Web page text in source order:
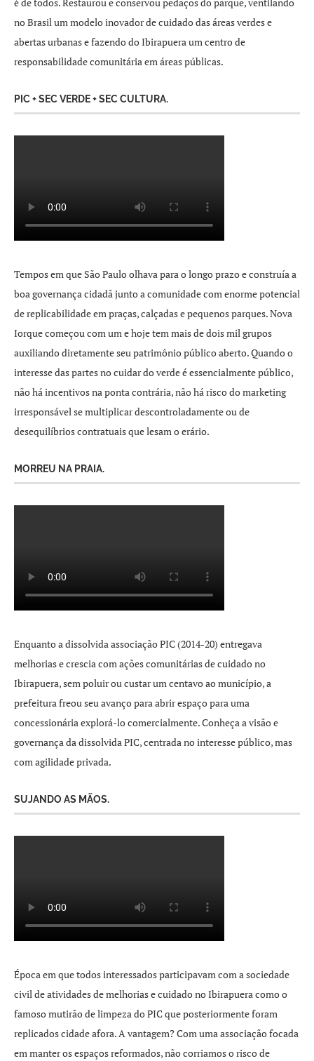
no Brasil um modelo inovador de cuidado das áreas verdes e
abertas urbanas e fazendo do Ibirapuera um centro de
responsabilidade comunitária em áreas públicas.
PIC + SEC VERDE + SEC CULTURA.
Tempos em que São Paulo olhava para o longo prazo e construía a
boa governança cidadã junto a comunidade com enorme potencial
de replicabilidade em praças, calçadas e pequenos parques. Nova
Iorque começou com um e hoje tem mais de dois mil grupos
auxiliando diretamente seu patrimônio público aberto. Quando o
interesse das partes no cuidar do verde é essencialmente público,
não há incentivos na ponta contrária, não há risco do marketing
irresponsável se multiplicar descontroladamente ou de
desequilíbrios contratuais que lesam o erário.
MORREU NA PRAIA.
Enquanto a dissolvida associação PIC (2014-20) entregava
melhorias e crescia com ações comunitárias de cuidado no
Ibirapuera, sem poluir ou custar um centavo ao município, a
prefeitura freou seu avanço para abrir espaço para uma
concessionária explorá-lo comercialmente. Conheça a visão e
governança da dissolvida PIC, centrada no interesse público, mas
com agilidade privada.
SUJANDO AS MÃOS.
Época em que todos interessados participavam com a sociedade
civil de atividades de melhorias e cuidado no Ibirapuera como o
famoso mutirão de limpeza do PIC que posteriormente foram
replicados cidade afora. A vantagem? Com uma associação focada
em manter os espaços reformados, não corriamos o risco de